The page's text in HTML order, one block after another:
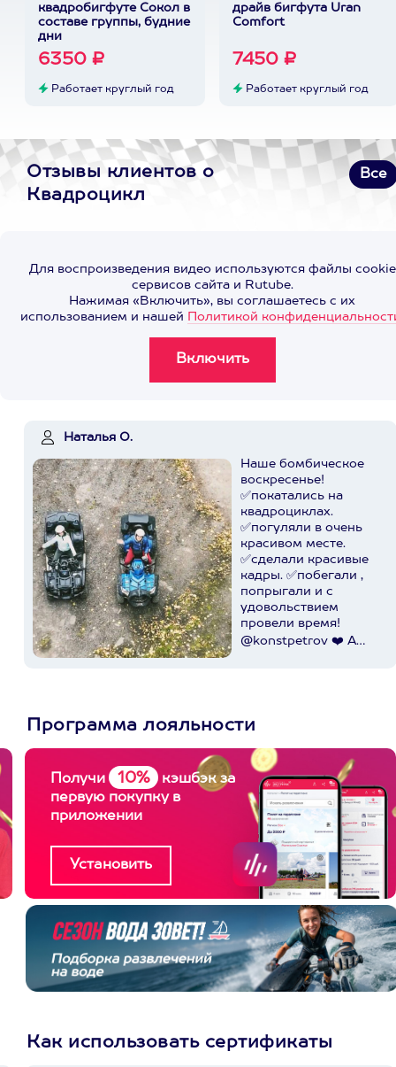
квадробигфуте Сокол в
составе группы, будние
дни
6350 ₽
Работает круглый год
драйв бигфута Uran
Comfort
7450 ₽
Работает круглый год
Отзывы клиентов о
Квадроцикл
Все
Для воспроизведения видео используются файлы cookie
сервисов сайта и Rutube.
Нажимая «Включить», вы соглашаетесь с их
использованием и нашей Политикой
Наталья О.
Наше бомбическое
воскресенье!
✅покатались на
квадроциклах.
✅погуляли в очень
красивом месте.
✅сделали красивые
кадры. ✅побегали ,
попрыгали и с
удовольствием
провели время!
@konstpetrov ❤️ А
Программа лояльности
Получи 10%
кэшбэк за
первую покупку в
приложении
Как использовать сертификаты